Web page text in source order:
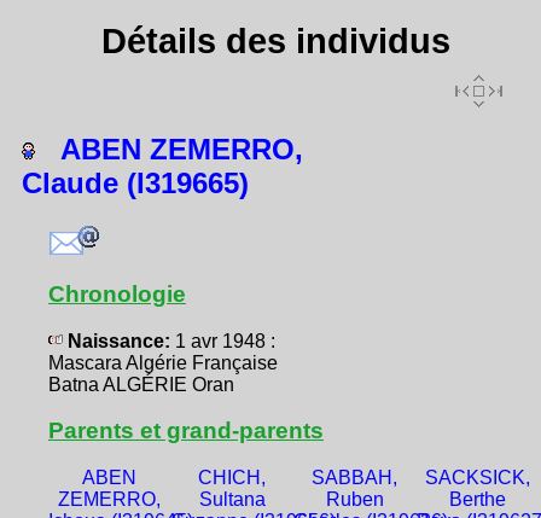
Détails des individus
ABEN ZEMERRO,
Claude (I319665)
Chronologie
Naissance: 1 avr 1948 :
Mascara Algérie Française
Batna ALGÉRIE Oran
Parents et grand-parents
ABEN
ZEMERRO,
CHICH,
Sultana
SABBAH,
Ruben
SACKSICK,
Berthe